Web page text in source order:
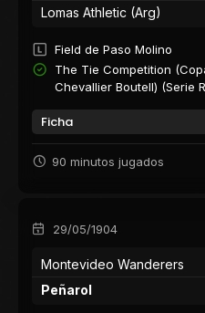
Lomas Athletic (Arg)
Field de Paso Molino
The Tie Competition
Chevallier Boutell) (Serie
Ficha
90 minutos jugados
29/05/1904
Montevideo Wanderers
Peñarol